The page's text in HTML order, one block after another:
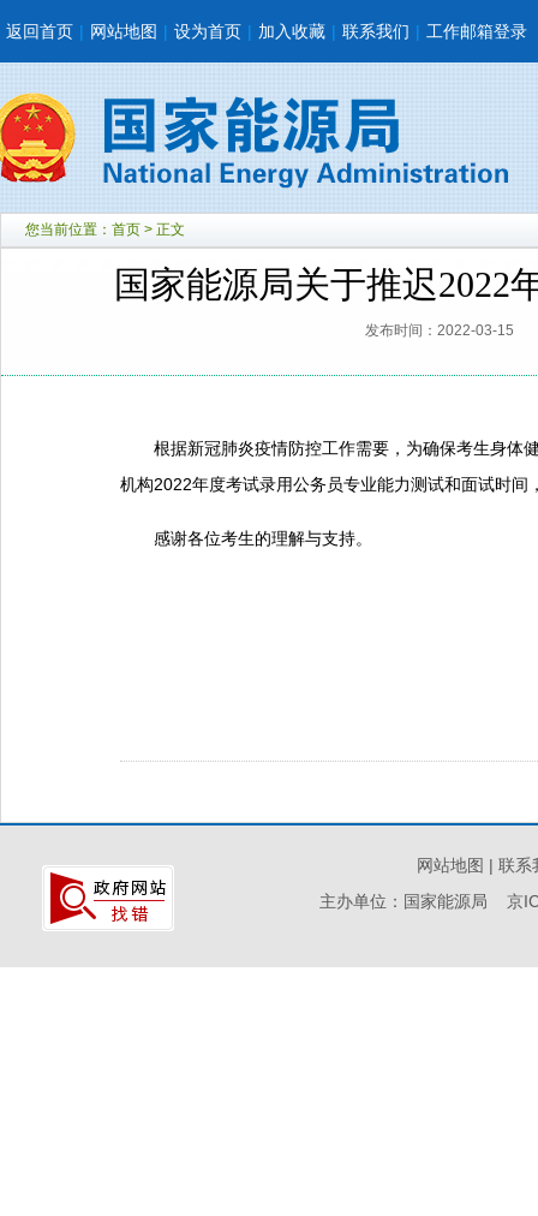
返回首页 | 网站地图 | 设为首页 | 加入收藏 | 联系我们 | 工作邮箱登录
您当前位置： 首页 > 正文
国家能源局关于推迟2022
发布时间：2022-03-15
根据新冠肺炎疫情防控工作需要，为确保考生身体
机构2022年度考试录用公务员专业能力测试和面试时间
感谢各位考生的理解与支持。